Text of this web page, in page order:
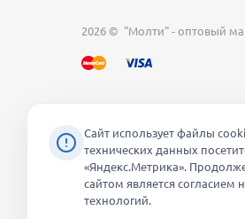
2026 © "Молти" - оптовый
Сайт использует файлы
технических данных
«Яндекс.Метрика».
сайтом является
технологий.